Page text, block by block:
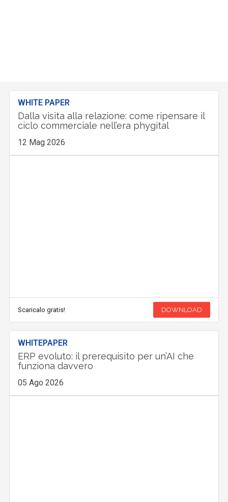
WHITE PAPER
Dalla visita alla relazione: come ripensare il
ciclo commerciale nell’era phygital
12 Mag 2026
Scaricalo gratis! DOWNLOAD
WHITEPAPER
ERP evoluto: il prerequisito per un’AI che
funziona davvero
05 Ago 2026